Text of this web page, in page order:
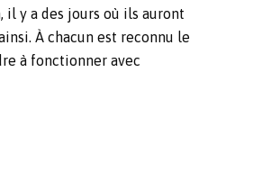
y a des jours où ils auront
À chacun est reconnu le
à fonctionner avec